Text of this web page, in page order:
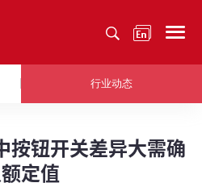
行业动态
按钮开关差异大需确
定值